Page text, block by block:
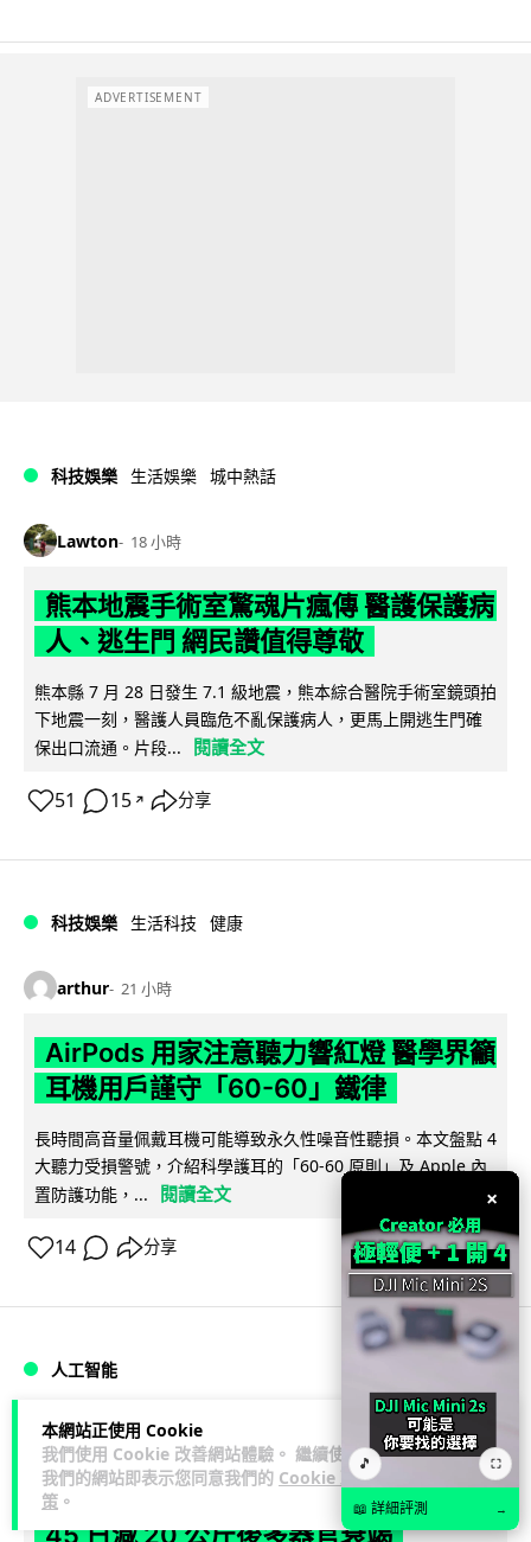
本網站正使用 Cookie
我們使用 Cookie 改善網站體驗。 繼續使用
我們的網站即表示您同意我們的 Cookie 政
策 。
ADVERTISEMENT
科技娛樂 生活娛樂 城中熱話
Lawton 18 小時
熊本地震手術室驚魂片瘋傳 醫護保護病
人、逃生門 網民讚值得尊敬
熊本縣 7 月 28 日發生 7.1 級地震，熊本綜合醫院手術室鏡頭拍
下地震一刻，醫護人員臨危不亂保護病人，更馬上開逃生門確
保出口流通。片段...
閱讀全文
51 15 ↗ 分享
科技娛樂 生活科技 健康
arthur 21 小時
AirPods 用家注意聽力響紅燈 醫學界籲
耳機用戶謹守「60-60」鐵律
長時間高音量佩戴耳機可能導致永久性噪音性聽損。本文盤點 4
大聽力受損警號，介紹科學護耳的「60-60 原則」及 Apple 內
置防護功能，...
閱讀全文
14 分享
人工智能
arthur 22 小時
AI 減肥餐單配合高強度操練 成都男
45 日減 20 公斤後多器官衰竭
×
🎵 ⛶
📖 詳細評測 →